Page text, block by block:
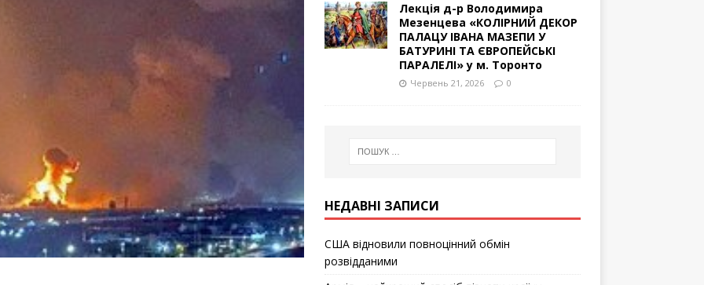
Лекція д-р Володимира
Мезенцева «КОЛІРНИЙ ДЕКОР
ПАЛАЦУ ІВАНА МАЗЕПИ У
БАТУРИНІ ТА ЄВРОПЕЙСЬКІ
ПАРАЛЕЛІ» у м. Торонто
Червень 21, 2026 0
НЕДАВНІ ЗАПИСИ
США відновили повноцінний обмін
розвідданими